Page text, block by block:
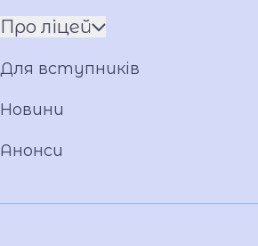
Про ліцей
Команда
Накази
Публічні закупівлі
Для вступників
Новини
Анонси